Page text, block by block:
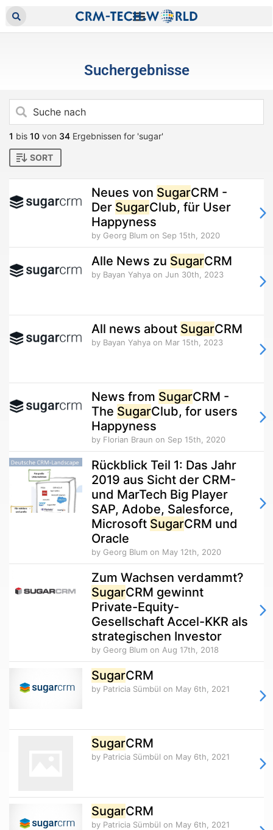
Suchergebnisse
1 bis 10 von 34 Ergebnissen for 'sugar'
SORT
Neues von SugarCRM -
Der SugarClub, für User
Happyness
by Georg Blum on Sep 15th, 2020
Alle News zu SugarCRM
by Bayan Yahya on Jun 30th, 2023
All news about SugarCRM
by Bayan Yahya on Mar 15th, 2023
News from SugarCRM -
The SugarClub, for users
Happyness
by Florian Braun on Sep 15th, 2020
Rückblick Teil 1: Das Jahr
2019 aus Sicht der CRM-
und MarTech Big Player
SAP, Adobe, Salesforce,
Microsoft SugarCRM und
Oracle
by Georg Blum on May 12th, 2020
Zum Wachsen verdammt?
SugarCRM gewinnt
Private-Equity-
Gesellschaft Accel-KKR als
strategischen Investor
by Georg Blum on Aug 17th, 2018
SugarCRM
by Patricia Sümbül on May 6th, 2021
SugarCRM
by Patricia Sümbül on May 6th, 2021
SugarCRM
by Patricia Sümbül on May 6th, 2021